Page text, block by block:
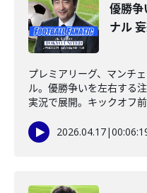
優勝争
ナル
プレミアリーグ、マンチ
ル。優勝争いを左右する
実況で展開。キックオフ
2026.04.17|